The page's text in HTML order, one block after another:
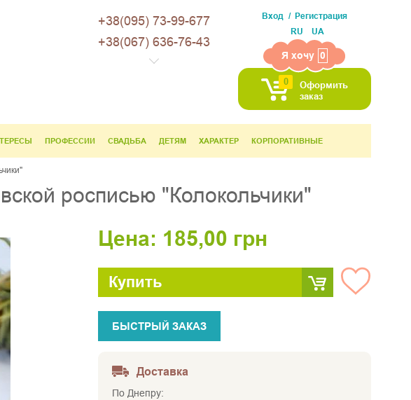
+38(095) 73-99-677
+38(067) 636-76-43
Вход
Регистрация
RU
UA
Я хочу 0
0
Оформить
заказ
ПРОФЕССИИ СВАДЬБА ДЕТЯМ ХАРАКТЕР КОРПОРАТИВНЫЕ
росписью "Колокольчики"
Цена: 185,00 грн
Купить
БЫСТРЫЙ ЗАКАЗ
Доставка
По Днепру: